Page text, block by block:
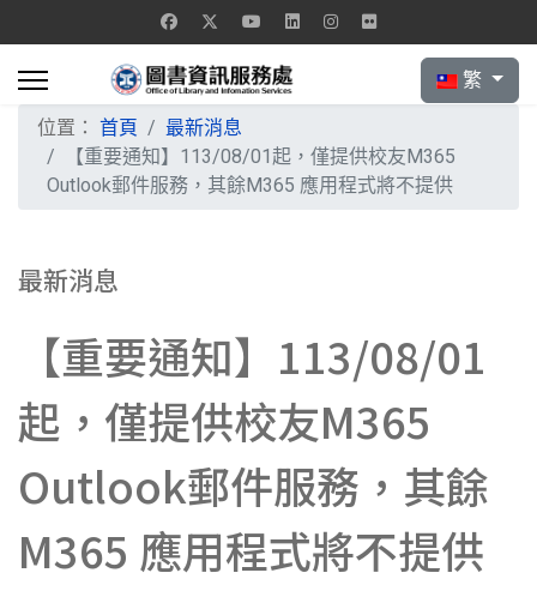
選擇你的語言
繁
位置： 首頁
最新消息
【重要通知】113/08/01起，僅提供校友M365
Outlook郵件服務，其餘M365 應用程式將不提供
最新消息
【重要通知】113/08/01
起，僅提供校友M365
Outlook郵件服務，其餘
M365 應用程式將不提供